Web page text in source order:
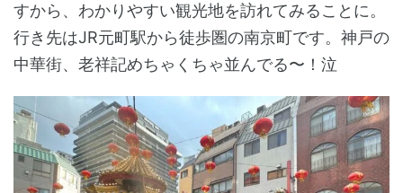
すから、わかりやすい観光地を訪れてみることに。
行き先はJR元町駅から徒歩圏の南京町です。神戸の
中華街、老祥記めちゃくちゃ並んでる〜！泣